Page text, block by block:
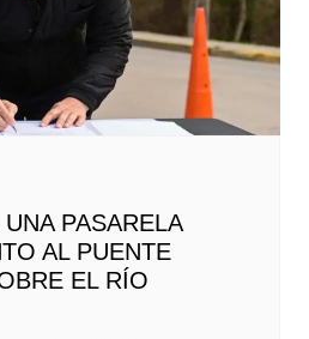
PASARELA
AL PUENTE
EL RÍO